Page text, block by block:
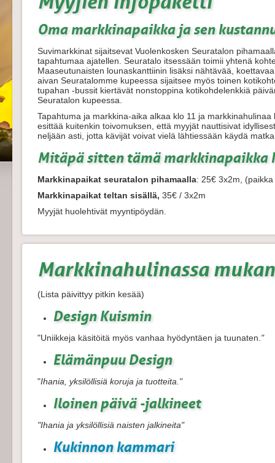
Oma markkinapaikka ja sen
Suvimarkkinat sijaitsevat Vuolenkosken Seuratalon
tapahtumaa ajatellen. Seuratalo itsessään toimii yhtenä
Maaseutunaisten lounaskanttiinin lisäksi nähtävää,
aivan Seuratalomme kupeessa sijaitsee myös toinen
tupahan -bussit kiertävät nonstoppina kotikohdelenkkiä
Seuratalon kupeessa.
Tapahtuma ja markkina-aika alkaa klo 11 ja
esittää kuitenkin toivomuksen, että myyjät nauttisivat
neljään asti, jotta kävijät voivat vielä lähtiessään käydä
Mitäpä sitten tämä markkinapaikka
Markkinapaikat seuratalon pihamaalla: 25€ 3x2m,
Markkinapaikat teltan sisällä, 35€ / 3x2m
Myyjät huolehtivät myyntipöydän.
Markkinahulinassa
(Lista päivittyy pitkin kesää)
Design Kuismin
"Uniikkeja käsitöitä myös vanhaa hyödyntäen ja tuunaten. "
Elämänpuu Design
"Ihania, yksilöllisiä koruja ja tuotteita."
Iloinen päivä -jalkineet
"Ihania ja yksilöllisiä naisten jalkineita"
Kukinnon kammari